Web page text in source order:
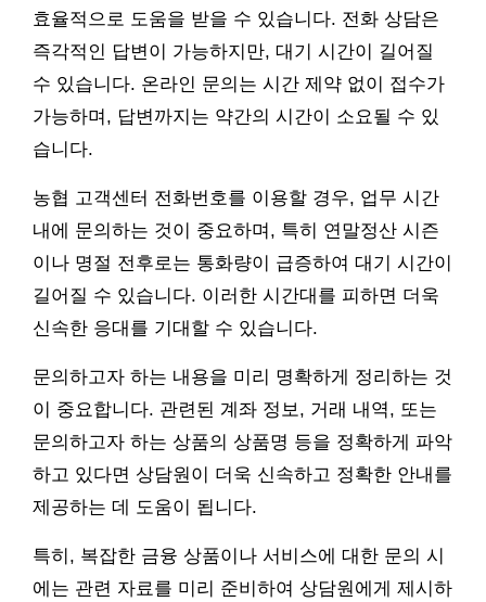
효율적으로 도움을 받을 수 있습니다. 전화 상담은
즉각적인 답변이 가능하지만, 대기 시간이 길어질
수 있습니다. 온라인 문의는 시간 제약 없이 접수가
가능하며, 답변까지는 약간의 시간이 소요될 수 있
습니다.
농협 고객센터 전화번호를 이용할 경우, 업무 시간
내에 문의하는 것이 중요하며, 특히 연말정산 시즌
이나 명절 전후로는 통화량이 급증하여 대기 시간이
길어질 수 있습니다. 이러한 시간대를 피하면 더욱
신속한 응대를 기대할 수 있습니다.
문의하고자 하는 내용을 미리 명확하게 정리하는 것
이 중요합니다. 관련된 계좌 정보, 거래 내역, 또는
문의하고자 하는 상품의 상품명 등을 정확하게 파악
하고 있다면 상담원이 더욱 신속하고 정확한 안내를
제공하는 데 도움이 됩니다.
특히, 복잡한 금융 상품이나 서비스에 대한 문의 시
에는 관련 자료를 미리 준비하여 상담원에게 제시하